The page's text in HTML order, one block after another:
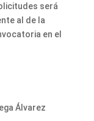
será
al de la
en el
Álvarez